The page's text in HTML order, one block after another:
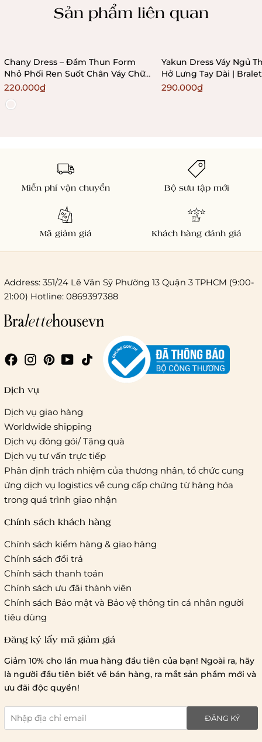
Chi phí giao hàng
Giao hàng trong ngày (hoả tốc)
Giao hàng tiêu chuẩn:
Hồ Chí Minh:
Áp dụng theo bảng giá cước của ĐVVC
Vietelpost/ Giaohangtietkiem và 1 số đối tác vận chuyển
Hà Nội và các tỉnh thành khác:
Áp dụng theo bảng giá
cước của ĐVVC Vietelpost/ Giaohangtietkiem... và 1 số đối
tác vận chuyển khác
Thời gian giao hàng
Hồ Chí Minh:
Hà Nội và các tỉnh thành khá
Lưu ý chung về chính sách vận chuyển
1 triệu đồng
giao hàng trong ngày
giao hàng tiêu chuẩn
miễn phí ship
toàn quốc.
Sản phẩm liên quan
Chany Dress – Đầm Thun Form
Nhỏ Phối Ren Suốt Chân Váy Chữ
A Ôm Sát Bralettehousevn
220.000₫
Yakun Dress Váy Ngủ
Hở Lưng Tay Dài |
290.000₫
Miễn phí vận chuyển Bộ sưu tập mới
Mã giảm giá Khách hàng đánh giá
Address: 351/24 Lê Văn Sỹ Phường 13 Quận 3 TPHCM (9:00-
21:00) Hotline: 0869397388
Dịch vụ
Dịch vụ giao hàng
Worldwide shipping
Dịch vụ đóng gói/ Tặng quà
Dịch vụ tư vấn trực tiếp
Phân định trách nhiệm của thương nhân, tổ chức cung
ứng dịch vụ logistics về cung cấp chứng từ hàng hóa
trong quá trình giao nhận
Chính sách khách hàng
Chính sách kiểm hàng & giao hàng
Chính sách đổi trả
Chính sách thanh toán
Chính sách ưu đãi thành viên
Chính sách Bảo mật và Bảo vệ thông tin cá nhân người
tiêu dùng
Đăng ký lấy mã giảm giá
Giảm 10% cho lần mua hàng đầu tiên của bạn! Ngoài ra, hãy
là người đầu tiên biết về bán hàng, ra mắt sản phẩm mới và
ưu đãi độc quyền!
ĐĂNG KÝ